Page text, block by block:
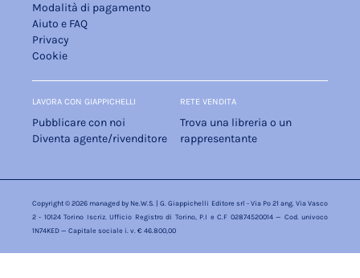
Modalità di pagamento
Aiuto e FAQ
Privacy
Cookie
LAVORA CON GIAPPICHELLI
Pubblicare con noi
Diventa agente/rivenditore
RETE VENDITA
Trova una libreria o un
rappresentante
Copyright © 2026 managed by Ne.W.S. | G. Giappichelli Editore srl - Via Po 21 ang. Via Vasco
2 - 10124 Torino Iscriz. Ufficio Registro di Torino, P.I e C.F 02874520014 — Cod. univoco
1N74KED — Capitale sociale i. v. € 46.800,00